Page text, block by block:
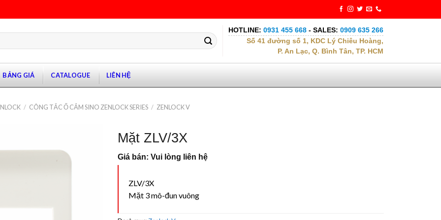
HOTLINE: 0931 455 668 - SALES: 0909 635 266
Số 41 đường số 1, KDC Lý Chiêu Hoàng,
P. An Lạc, Q. Bình Tân, TP. HCM
BẢNG GIÁ CATALOGUE LIÊN HỆ
/ CÔNG TẮC Ổ CẮM SINO ZENLOCK SERIES / ZENLOCK V
Mặt ZLV/3X
Giá bán: Vui lòng liên hệ
ZLV/3X
Mặt 3 mô-đun vuông